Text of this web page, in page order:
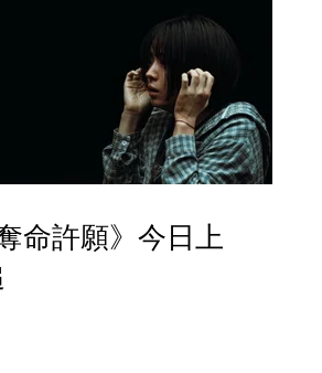
命許願》今日上